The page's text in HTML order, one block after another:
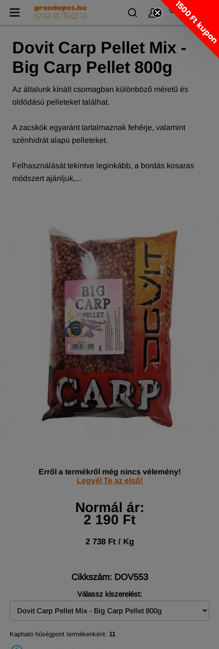
Dovit Carp Pellet Mix -
Big Carp Pellet 800g
Az általunk kínált csomagban különböző méretű és
oldódású pelleteket találhat.
A zacskók egyaránt tartalmaznak fehérje, valamint
szénhidrát alapú pelleteket.
Felhasználását tekintve leginkább, a bordás kosaras
módszert ajánljuk,...
Erről a termékről még nincs vélemény!
Legyél Te az első!
Normál ár:
2 190 Ft
2 738 Ft / Kg
Cikkszám: DOV553
Válassz kiszerelést:
Kapható hűségpont termékenként: 11
1500 Ft